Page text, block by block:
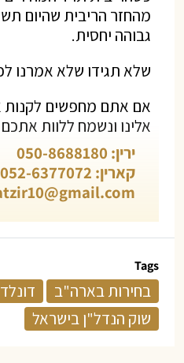
מהחזר הריבית שהיום
גבוהה יחסית.
שלא תגידו שלא אמרנו
אם אתם מחפשים לקנות
אלינו ונשמח ללוות
ירין: 050-8688180
קארין: 052-6377072
Tags
בחירות בארה"ב
שוק הנדל"ן בישראל